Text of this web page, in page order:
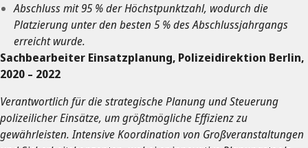
Abschluss mit 95 % der Höchstpunktzahl, wodurch die
Platzierung unter den besten 5 % des Abschlussjahrgangs
erreicht wurde.
Sachbearbeiter Einsatzplanung, Polizeidirektion Berlin,
2020 – 2022
Verantwortlich für die strategische Planung und Steuerung
polizeilicher Einsätze, um größtmögliche Effizienz zu
gewährleisten. Intensive Koordination von Großveranstaltungen